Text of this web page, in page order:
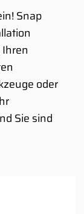
Snap
oder
Sie sind